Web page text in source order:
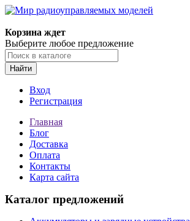
Корзина ждет
Выберите любое предложение
Найти
Вход
Регистрация
Главная
Блог
Доставка
Оплата
Контакты
Карта сайта
Каталог предложений